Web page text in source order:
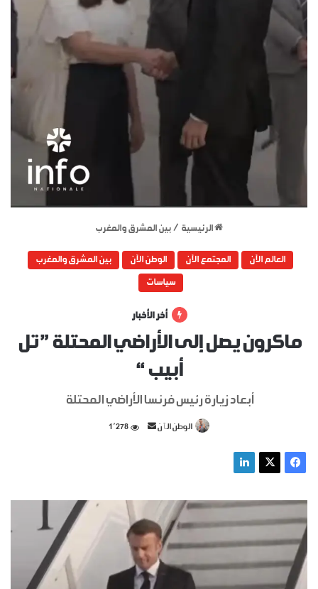
الرئيسية / بين المشرق والمغرب
العالم الآن المجتمع الآن الوطن الآن بين المشرق والمغرب
سياسات
أخر الأخبار
ماكرون يصل إلى الأراضي المحتلة ” تل
أبيب “
أبعاد زيارة رئيس فرنسا الأراضي المحتلة
الوطن الٱن
أرسل 1٬278